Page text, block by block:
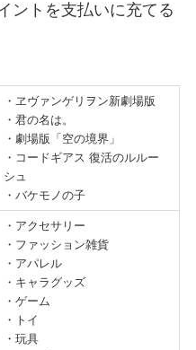
ントを支払いに充てる
・ヱヴァンゲリヲン新劇場版
・君の名は。
・劇場版「空の境界」
・コードギアス 復活のルルー
シュ
・バケモノの子
・アクセサリー
・ファッション雑貨
・アパレル
・キャラグッズ
・ゲーム
・トイ
・玩具